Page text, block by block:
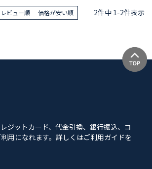
レビュー順 価格が安い順 2件中 1-2件表示
ジットカード、代金引換、銀行振込、コ
用になれます。詳しくはご利用ガイドを